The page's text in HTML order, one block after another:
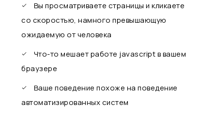
Вы просматриваете страницы и кликаете
со скоростью, намного превышающую
ожидаемую от человека
Что-то мешает работе javascript в вашем
браузере
Ваше поведение похоже на поведение
автоматизированных систем